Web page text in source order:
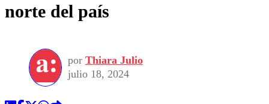
norte del país
por Thiara Julio
julio 18, 2024